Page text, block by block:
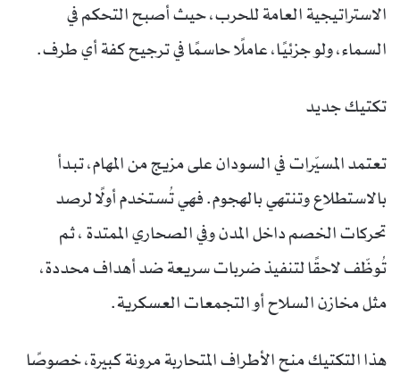
الاستراتيجية العامة للحرب، حيث أصبح التحكم في
السماء، ولو جزئيًا، عاملًا حاسمًا في ترجيح كفة أي طرف.
تكتيك جديد
تعتمد المسيّرات في السودان على مزيج من المهام، تبدأ
بالاستطلاع وتنتهي بالهجوم. فهي تُستخدم أولًا لرصد
تحركات الخصم داخل المدن وفي الصحاري الممتدة ، ثم
تُوظّف لاحقًا لتنفيذ ضربات سريعة ضد أهداف محددة،
مثل مخازن السلاح أو التجمعات العسكرية.
هذا التكتيك منح الأطراف المتحاربة مرونة كبيرة، خصوصًا